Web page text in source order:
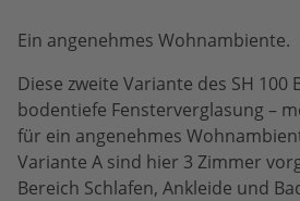
Ein angenehmes Wohnambiente.
Diese zweite Variante des SH 100
bodentiefe Fensterverglasung –
für ein angenehmes
Variante A sind hier 3 Zimmer
Bereich Schlafen, Ankleide und